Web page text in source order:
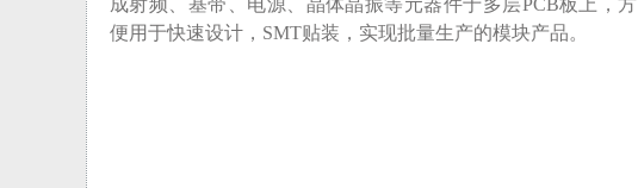
成射频、基带、电源、晶体晶振等元器件于多层PCB板上，方
便用于快速设计，SMT贴装，实现批量生产的模块产品。